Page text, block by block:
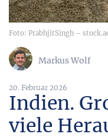
Foto: PrabhjitSingh –
Markus Wolf
20. Februar 2026
Indien.
viele